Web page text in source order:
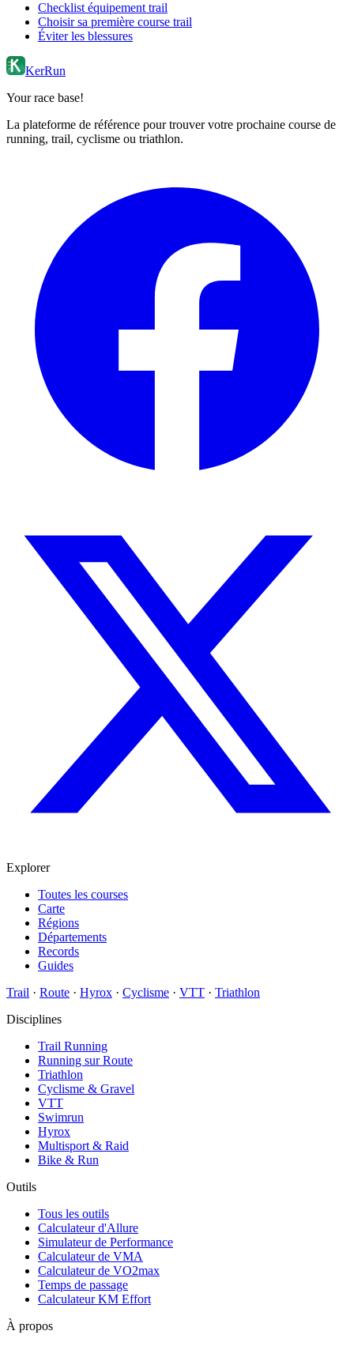
Checklist équipement trail
Choisir sa première course trail
Éviter les blessures
KerRun
Your race base!
La plateforme de référence pour trouver votre prochaine course de
running, trail, cyclisme ou triathlon.
Explorer
Toutes les courses
Carte
Régions
Départements
Records
Guides
Trail · Route · Hyrox · Cyclisme · VTT · Triathlon
Disciplines
Trail Running
Running sur Route
Triathlon
Cyclisme & Gravel
VTT
Swimrun
Hyrox
Multisport & Raid
Bike & Run
Outils
Tous les outils
Calculateur d'Allure
Simulateur de Performance
Calculateur de VMA
Calculateur de VO2max
Temps de passage
Calculateur KM Effort
À propos